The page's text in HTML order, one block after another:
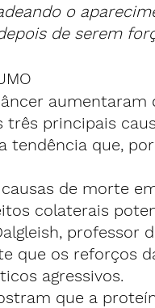
o
de serem
três principais
tendência que,
de morte
colaterais
professor
que os reforços
agressivos.
que a